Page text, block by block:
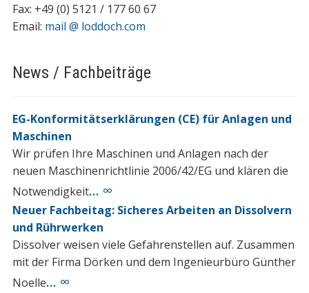
Fax: +49 (0) 5121 / 177 60 67
Email: mail @ loddoch.com
News / Fachbeiträge
EG-Konformitätserklärungen (CE) für Anlagen und
Maschinen
Wir prüfen Ihre Maschinen und Anlagen nach der
neuen Maschinenrichtlinie 2006/42/EG und klären die
Notwendigkeit… ∞
Neuer Fachbeitag: Sicheres Arbeiten an Dissolvern
und Rührwerken
Dissolver weisen viele Gefahrenstellen auf. Zusammen
mit der Firma Dörken und dem Ingenieurbüro Günther
Noelle… ∞